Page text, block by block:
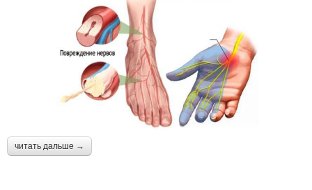
читать дальше →